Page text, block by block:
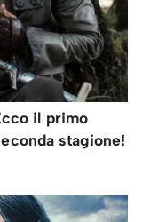
il primo
stagione!